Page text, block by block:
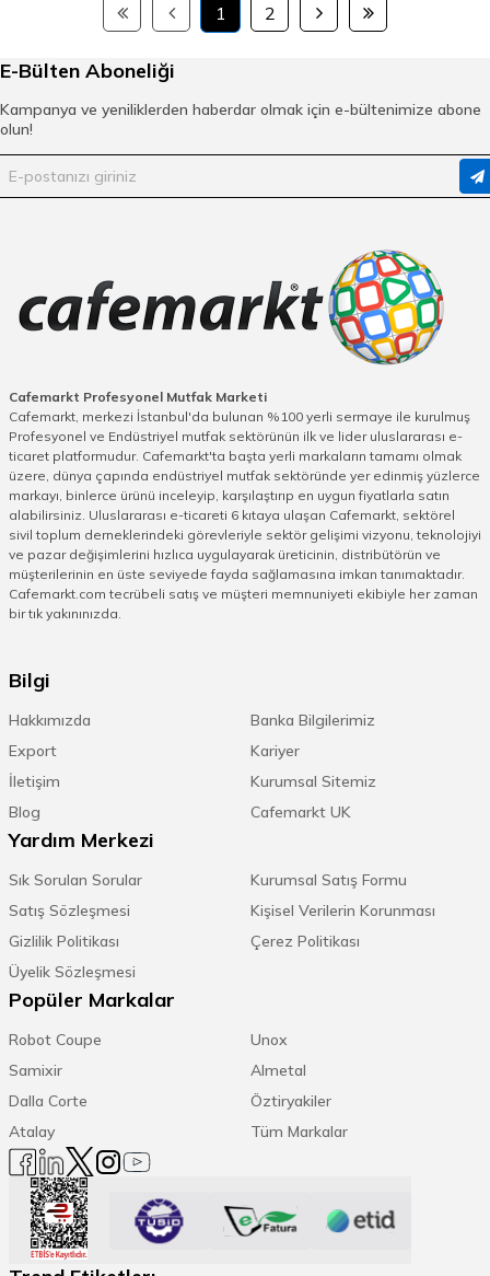
1 2
E-Bülten Aboneliği
Kampanya ve yeniliklerden haberdar olmak için e-bültenimize abone
olun!
Cafemarkt Profesyonel Mutfak Marketi
Cafemarkt, merkezi İstanbul'da bulunan %100 yerli sermaye ile kurulmuş
Profesyonel ve Endüstriyel mutfak sektörünün ilk ve lider uluslararası e-
ticaret platformudur. Cafemarkt'ta başta yerli markaların tamamı olmak
üzere, dünya çapında endüstriyel mutfak sektöründe yer edinmiş yüzlerce
markayı, binlerce ürünü inceleyip, karşılaştırıp en uygun fiyatlarla satın
alabilirsiniz. Uluslararası e-ticareti 6 kıtaya ulaşan Cafemarkt, sektörel
sivil toplum derneklerindeki görevleriyle sektör gelişimi vizyonu, teknolojiyi
ve pazar değişimlerini hızlıca uygulayarak üreticinin, distribütörün ve
müşterilerinin en üste seviyede fayda sağlamasına imkan tanımaktadır.
Cafemarkt.com tecrübeli satış ve müşteri memnuniyeti ekibiyle her zaman
bir tık yakınınızda.
Bilgi
Hakkımızda
Banka Bilgilerimiz
Export
Kariyer
İletişim
Kurumsal Sitemiz
Blog
Cafemarkt UK
Yardım Merkezi
Sık Sorulan Sorular
Kurumsal Satış Formu
Satış Sözleşmesi
Kişisel Verilerin Korunması
Gizlilik Politikası
Çerez Politikası
Üyelik Sözleşmesi
Popüler Markalar
Robot Coupe
Unox
Samixir
Almetal
Dalla Corte
Öztiryakiler
Atalay
Tüm Markalar